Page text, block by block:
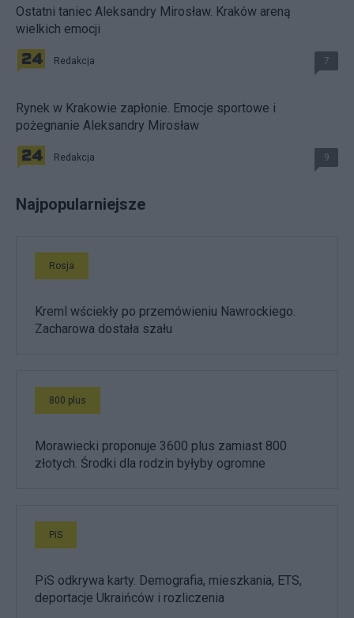
Ostatni taniec Aleksandry Mirosław. Kraków areną
wielkich emocji
Redakcja 7
Rynek w Krakowie zapłonie. Emocje sportowe i
pożegnanie Aleksandry Mirosław
Redakcja 9
Najpopularniejsze
Rosja
Kreml wściekły po przemówieniu Nawrockiego.
Zacharowa dostała szału
800 plus
Morawiecki proponuje 3600 plus zamiast 800
złotych. Środki dla rodzin byłyby ogromne
PiS
PiS odkrywa karty. Demografia, mieszkania, ETS,
deportacje Ukraińców i rozliczenia